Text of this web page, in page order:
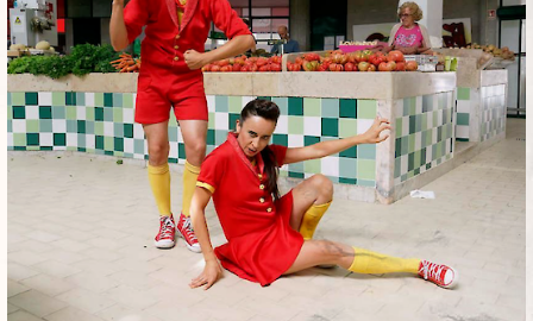
SERVIÇO EDUCATIVO
SOBRE O TEL
PT EN